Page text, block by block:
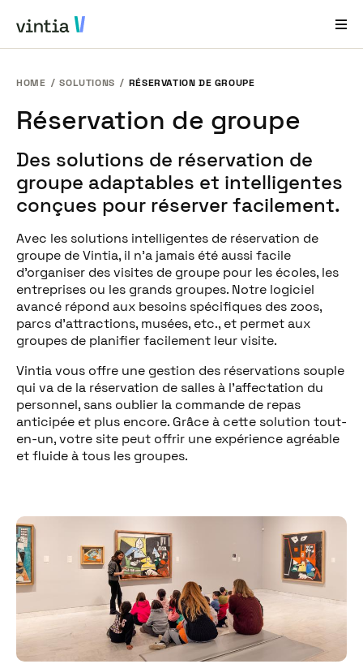
EN FR DE
Secteurs
Solutions
Études de cas
À propos de nous
Nouveautés et événements
HOME SOLUTIONS RÉSERVATION DE GROUPE
Réservation de groupe
Des solutions de réservation de
groupe adaptables et intelligentes
conçues pour réserver facilement.
Avec les solutions intelligentes de réservation de
groupe de Vintia, il n’a jamais été aussi facile
d’organiser des visites de groupe pour les écoles, les
entreprises ou les grands groupes. Notre logiciel
avancé répond aux besoins spécifiques des zoos,
parcs d’attractions, musées, etc., et permet aux
groupes de planifier facilement leur visite.
Vintia vous offre une gestion des réservations souple
qui va de la réservation de salles à l’affectation du
personnel, sans oublier la commande de repas
anticipée et plus encore. Grâce à cette solution tout-
en-un, votre site peut offrir une expérience agréable
et fluide à tous les groupes.